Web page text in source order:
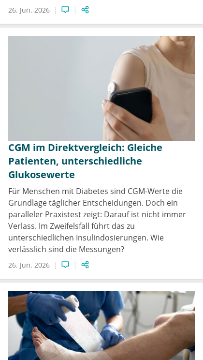
26. Jun. 2026
CGM im Direktvergleich: Gleiche
Patienten, unterschiedliche
Glukosewerte
Für Menschen mit Diabetes sind CGM-Werte die
Grundlage täglicher Entscheidungen. Doch ein
paralleler Praxistest zeigt: Darauf ist nicht immer
Verlass. Im Zweifelsfall führt das zu
unterschiedlichen Insulindosierungen. Wie
verlässlich sind die Messungen?
26. Jun. 2026